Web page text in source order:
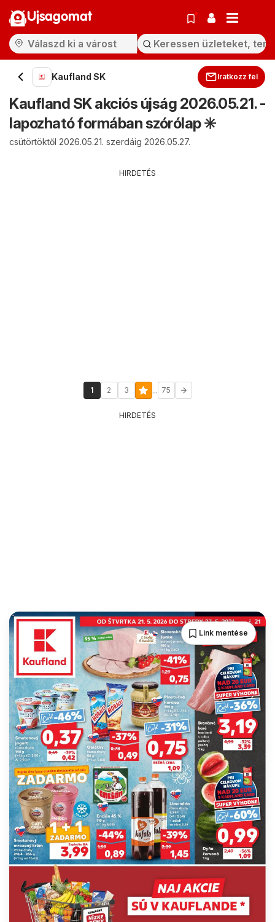
Ujsagomat
Kaufland SK Iratkozz fel
Kaufland SK akciós újság 2026.05.21. -
lapozható formában szórólap ✳️
csütörtöktől 2026.05.21. szerdáig 2026.05.27.
HIRDETÉS
1 2 3 ... 75
HIRDETÉS
Link mentése